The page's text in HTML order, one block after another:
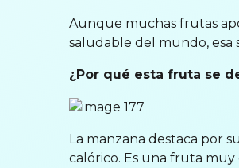
Aunque muchas frutas
saludable del mundo, esa
¿Por qué esta fruta se
La manzana destaca por
calórico. Es una fruta